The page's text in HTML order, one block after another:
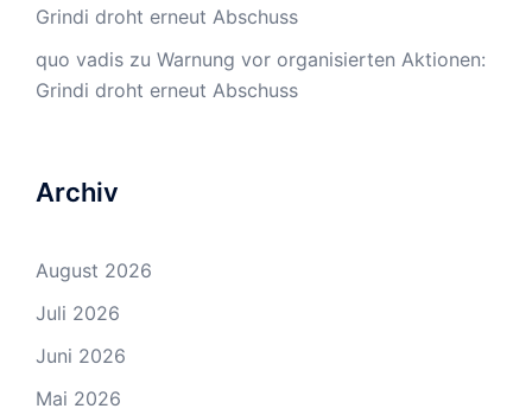
Grindi droht erneut Abschuss
quo vadis zu Warnung vor organisierten Aktionen:
Grindi droht erneut Abschuss
Archiv
August 2026
Juli 2026
Juni 2026
Mai 2026